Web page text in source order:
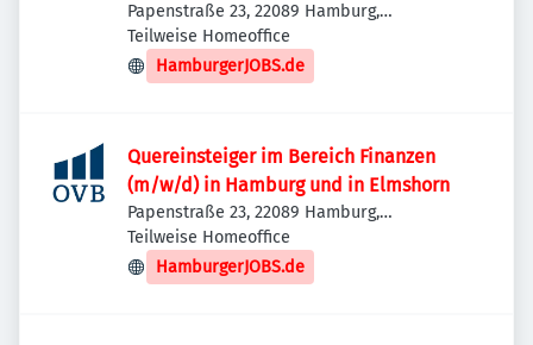
Papenstraße 23, 22089 Hamburg,
Deutschland
Teilweise Homeoffice
HamburgerJOBS.de
Quereinsteiger im Bereich Finanzen
(m/w/d) in Hamburg und in Elmshorn
Papenstraße 23, 22089 Hamburg,
Deutschland
Teilweise Homeoffice
HamburgerJOBS.de